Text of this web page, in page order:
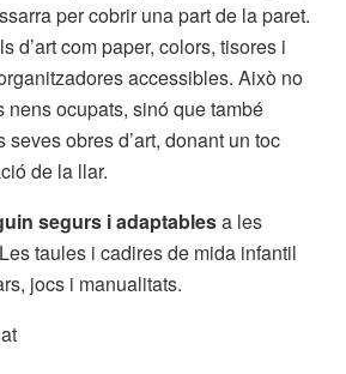
per cobrir una part de la paret.
d’art com paper, colors, tisores i
accessibles. Això no
nens ocupats, sinó que també
obres d’art, donant un toc
de la llar.
segurs i adaptablesa les
taules i cadires de mida infantil
jocs i manualitats.